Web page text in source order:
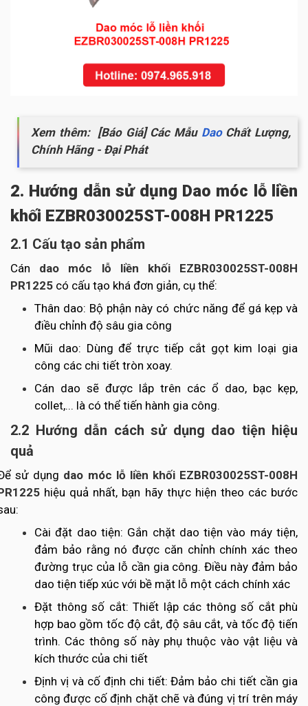
Xem thêm: [Báo Giá] Các Mẫu DaoChất Lượng,
Chính Hãng - Đại Phát
2. Hướng dẫn sử dụng Dao móc lỗ liền
khối EZBR030025ST-008H PR1225
2.1 Cấu tạo sản phẩm
Cán dao móc lỗ liền khối EZBR030025ST-008H
PR1225 có cấu tạo khá đơn giản, cụ thể:
Thân dao: Bộ phận này có chức năng để gá kẹp và
điều chỉnh độ sâu gia công
Mũi dao: Dùng để trực tiếp cắt gọt kim loại gia
công các chi tiết tròn xoay.
Cán dao sẽ được lắp trên các ổ dao, bạc kẹp,
collet,... là có thể tiến hành gia công.
2.2 Hướng dẫn cách sử dụng dao tiện hiệu
quả
sử dụng dao móc lỗ liền khối EZBR030025ST-008H
hiệu quả nhất, bạn hãy thực hiện theo các bước
Cài đặt dao tiện: Gắn chặt dao tiện vào máy tiện,
đảm bảo rằng nó được căn chỉnh chính xác theo
đường trục của lỗ cần gia công. Điều này đảm bảo
dao tiện tiếp xúc với bề mặt lỗ một cách chính xác
Đặt thông số cắt: Thiết lập các thông số cắt phù
hợp bao gồm tốc độ cắt, độ sâu cắt, và tốc độ tiến
trình. Các thông số này phụ thuộc vào vật liệu và
kích thước của chi tiết
Định vị và cố định chi tiết: Đảm bảo chi tiết cần gia
công được cố định chặt chẽ và đúng vị trí trên máy